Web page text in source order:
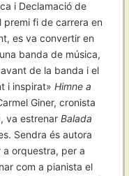
i Declamació de
premi fi de carrera en
es va convertir en
banda de música,
de la banda i el
i inspirat» Himne a
Giner, cronista
va estrenar Balada
Sendra és autora
a orquestra, per a
com a pianista el